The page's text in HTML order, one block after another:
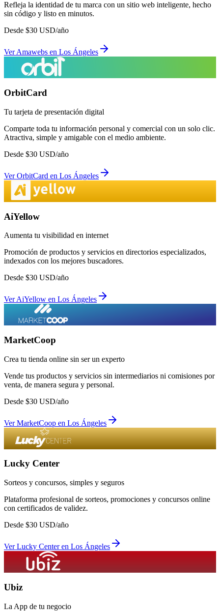
Refleja la identidad de tu marca con un sitio web inteligente, hecho
sin código y listo en minutos.
Desde $30 USD/año
VerAmawebs en Los Ángeles
OrbitCard
Tu tarjeta de presentación digital
Comparte toda tu información personal y comercial con un solo clic.
Atractiva, simple y amigable con el medio ambiente.
Desde $30 USD/año
VerOrbitCard en Los Ángeles
AiYellow
Aumenta tu visibilidad en internet
Promoción de productos y servicios en directorios especializados,
indexados con los mejores buscadores.
Desde $30 USD/año
VerAiYellow en Los Ángeles
MarketCoop
Crea tu tienda online sin ser un experto
Vende tus productos y servicios sin intermediarios ni comisiones por
venta, de manera segura y personal.
Desde $30 USD/año
VerMarketCoop en Los Ángeles
Lucky Center
Sorteos y concursos, simples y seguros
Plataforma profesional de sorteos, promociones y concursos online
con certificados de validez.
Desde $30 USD/año
VerLucky Centeren Los Ángeles
Ubiz
La App de tu negocio